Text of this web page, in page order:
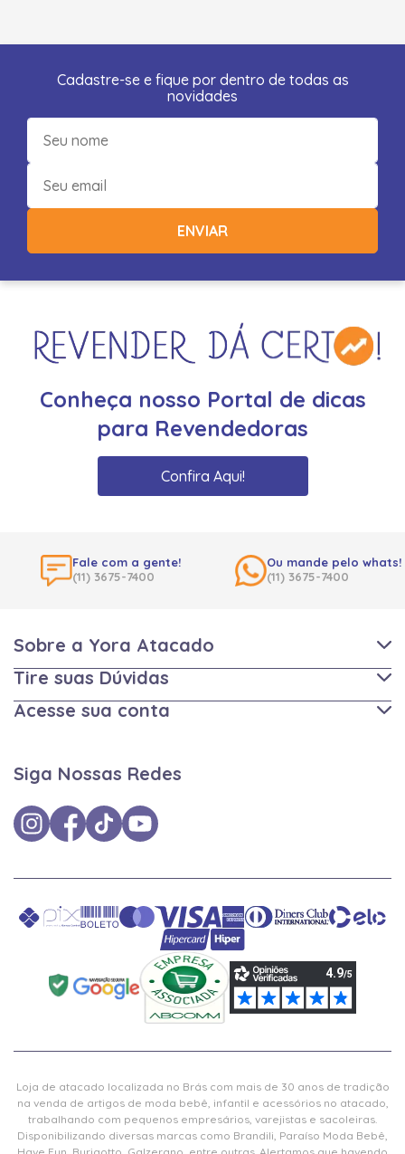
Cadastre-se e fique por dentro de todas as
novidades
ENVIAR
Conheça nosso Portal de dicas
para Revendedoras
Confira Aqui!
Fale com a gente!
(11) 3675-7400
Ou mande pelo whats!
(11) 3675-7400
Sobre a Yora Atacado
Tire suas Dúvidas
Acesse sua conta
Siga Nossas Redes
Loja de atacado localizada no Brás com mais de 30 anos de tradição
na venda de artigos de moda bebê, infantil e acessórios no atacado,
trabalhando com pequenos empresários, varejistas e sacoleiras.
Disponibilizando diversas marcas como Brandili, Paraíso Moda Bebê,